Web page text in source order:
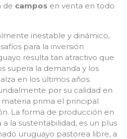
de campos en venta en todo
inestable y dinámico,
para la inversión
resulta tan atractivo que
supera la demanda y los
en los últimos años.
por su calidad en
prima el principal
La forma de producción en
la sustentabilidad, es un plus
uruguayo pastorea libre, a